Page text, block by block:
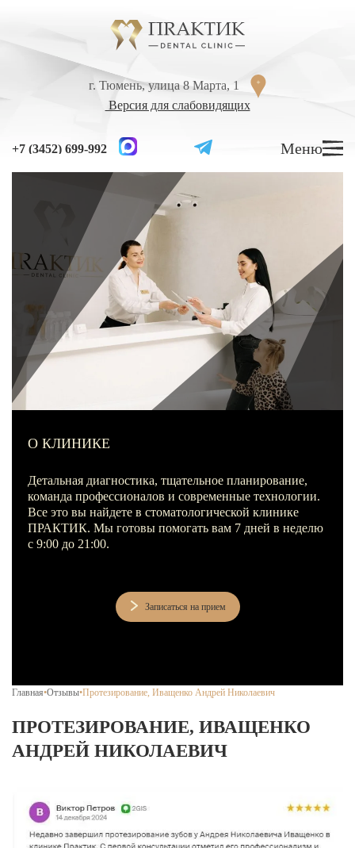
г. Тюмень, улица 8 Марта, 1
Версия для слабовидящих
+7 (3452) 699-992 Меню
г. Тюмень, улица 8 Марта, 1
Версия для слабовидящих
+7 (3452) 699-992 Меню
ЛЕЧЕНИЕ ЗУБОВ
Лечение кариеса
Лечение высокой чувствительности зубов
Лечение зубов за один день
Лечение пульпита и периодонтита
Наращивание зуба
ИСПРАВЛЕНИЕ ПРИКУСА
Металлические брекеты
Установка брекетов
Самолигирующие брекеты
Брекеты на нижнюю челюсть
Ортодонтия
ЛЕЧЕНИЕ ЗУБОВ ПОД НАРКОЗОМ
О КЛИНИКЕ
Детальная диагностика, тщательное планирование,
команда профессионалов и современные технологии.
Все это вы найдете в стоматологической клинике
ПРАКТИК. Мы готовы помогать вам 7 дней в неделю
с 9:00 до 21:00.
Записаться на прием
Главная•Отзывы•Протезирование, Иващенко Андрей Николаевич
ПРОТЕЗИРОВАНИЕ, ИВАЩЕНКО
АНДРЕЙ НИКОЛАЕВИЧ